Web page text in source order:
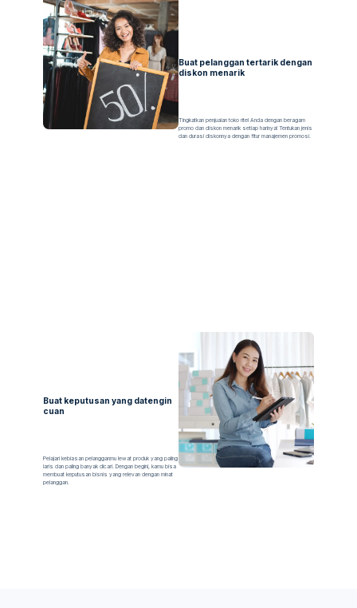
Buat pelanggan tertarik dengan
diskon menarik
Tingkatkan penjualan toko ritel Anda dengan beragam
promo dan diskon menarik setiap harinya! Tentukan jenis
dan durasi diskonnya dengan fitur manajemen promosi.
Buat keputusan yang datengin
cuan
Pelajari kebiasan pelangganmu lewat produk yang paling
laris dan paling banyak dicari. Dengan begini, kamu bisa
membuat keputusan bisnis yang relevan dengan minat
pelanggan.